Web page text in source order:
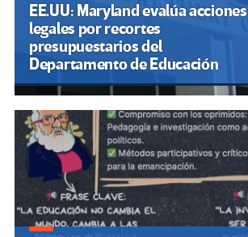
EE.UU: Maryland evalúa acciones
legales por recortes
presupuestarios del
Departamento de Educación